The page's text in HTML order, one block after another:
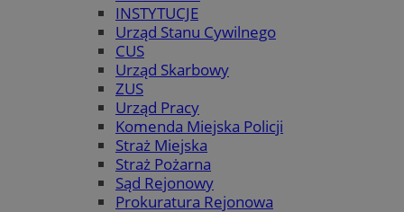
INSTYTUCJE
Urząd Stanu Cywilnego
CUS
Urząd Skarbowy
ZUS
Urząd Pracy
Komenda Miejska Policji
Straż Miejska
Straż Pożarna
Sąd Rejonowy
Prokuratura Rejonowa